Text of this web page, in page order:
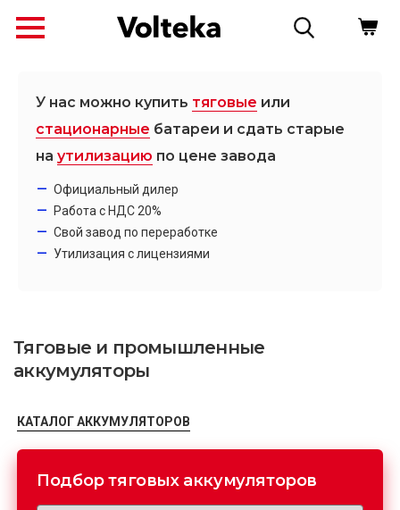
У нас можно купить тяговые или
стационарные батареи и сдать старые
на утилизацию по цене завода
Официальный дилер
Работа с НДС 20%
Свой завод по переработке
Утилизация с лицензиями
Тяговые и промышленные
аккумуляторы
КАТАЛОГ АККУМУЛЯТОРОВ
Подбор тяговых аккумуляторов